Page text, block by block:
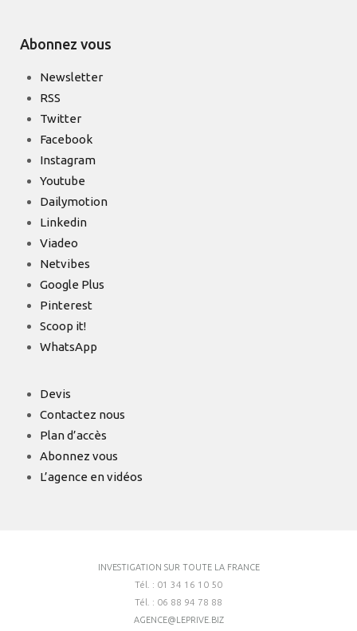
Abonnez vous
Newsletter
RSS
Twitter
Facebook
Instagram
Youtube
Dailymotion
Linkedin
Viadeo
Netvibes
Google Plus
Pinterest
Scoop it!
WhatsApp
Devis
Contactez nous
Plan d’accès
Abonnez vous
L’agence en vidéos
INVESTIGATION SUR TOUTE LA FRANCE
Tél. : 01 34 16 10 50
Tél. : 06 88 94 78 88
AGENCE@LEPRIVE.BIZ